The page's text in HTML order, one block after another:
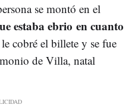
se montó en el
estaba ebrio en cuanto
cobré el billete y se fue
de Villa, natal